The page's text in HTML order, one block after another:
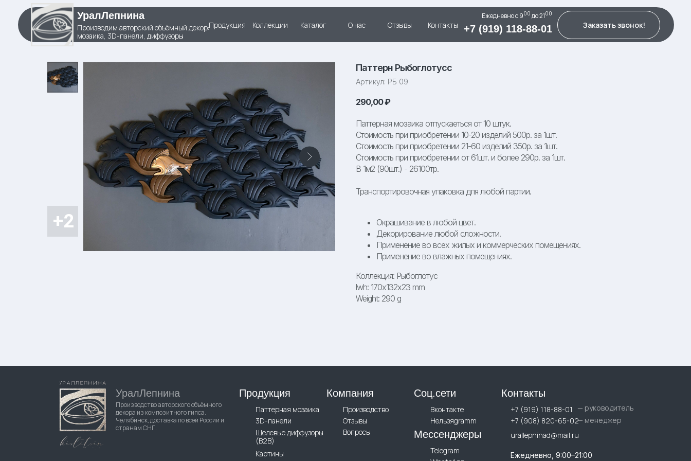
УралЛепнина
Производим авторский объёмный декор:
мозаика, 3D-панели, диффузоры
Заказать звонок!
+7 (919) 118-88-01
Ежедневно c 900 до 2100
Продукция Коллекции Каталог О нас Отзывы Контакты
Паттерн Рыбоглотусс
Артикул: РБ 09
290,00₽
Паттерная мозаика отпускаеться от 10 штук.
Стоимость при приобретении 10-20 изделий 500р. за 1шт.
Стоимость при приобретении 21-60 изделий 350р. за 1шт.
Стоимость при приобретении от 61шт. и более 290р. за 1шт.
В 1м2 (90шт.) - 26100тр.
Транспортировочная упаковка для любой партии.
Окрашивание в любой цвет.
Декорирование любой сложности.
Применение во всех жилых и коммерческих помещениях.
Применение во влажных помещениях.
Коллекция: Рыбоглотус
lwh: 170x132x23 mm
Weight: 290 g
Паттерная мозаика
3D-панели
Щелевые диффузоры
(B2B)
Картины
УралЛепнина Продукция
+7 (919) 118-88-01
+7 (908) 820-65-02
urallepninad@mail.ru
Контакты
Производство
Отзывы
Вопросы
Компания
Вконтакте
Нельзяgramm
Соц.сети
Telegram
Мессенджеры
Производство авторского объёмного
декора из композитного гипса.
Челябинск, доставка по всей России и
странам СНГ.
— руководитель
— менеджер
Ежедневно, 9:00–21:00